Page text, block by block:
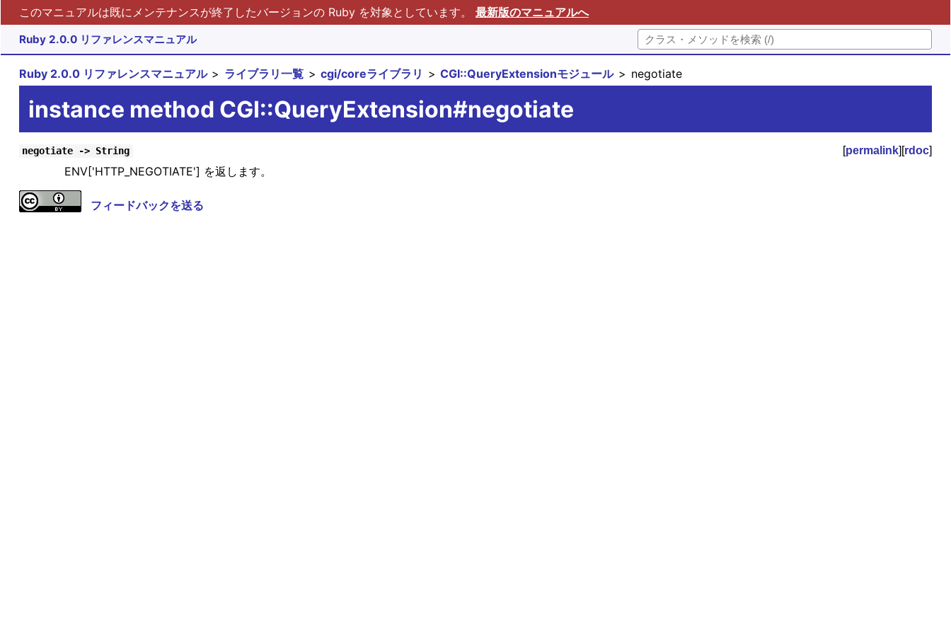
このマニュアルは既にメンテナンスが終了したバージョンの Ruby を対象としています。 最新版のマニュアルへ
Ruby 2.0.0 リファレンスマニュアル
Ruby 2.0.0 リファレンスマニュアル ライブラリ一覧 cgi/coreライブラリ CGI::QueryExtensionモジュール negotiate
instance method CGI::QueryExtension#negotiate
negotiate -> String [permalink][rdoc]
ENV['HTTP_NEGOTIATE'] を返します。
フィードバックを送る